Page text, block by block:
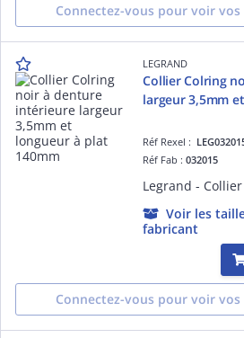
Connectez-vous pour voir
LEGRAND
Collier Colring
largeur 3,5mm
Réf Rexel :
Réf Fab :032015
Voir les
fabricant
Connectez-vous pour voir